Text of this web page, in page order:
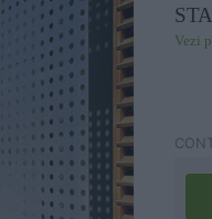
Vezi